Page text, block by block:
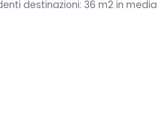
destinazioni: 36 m2 in